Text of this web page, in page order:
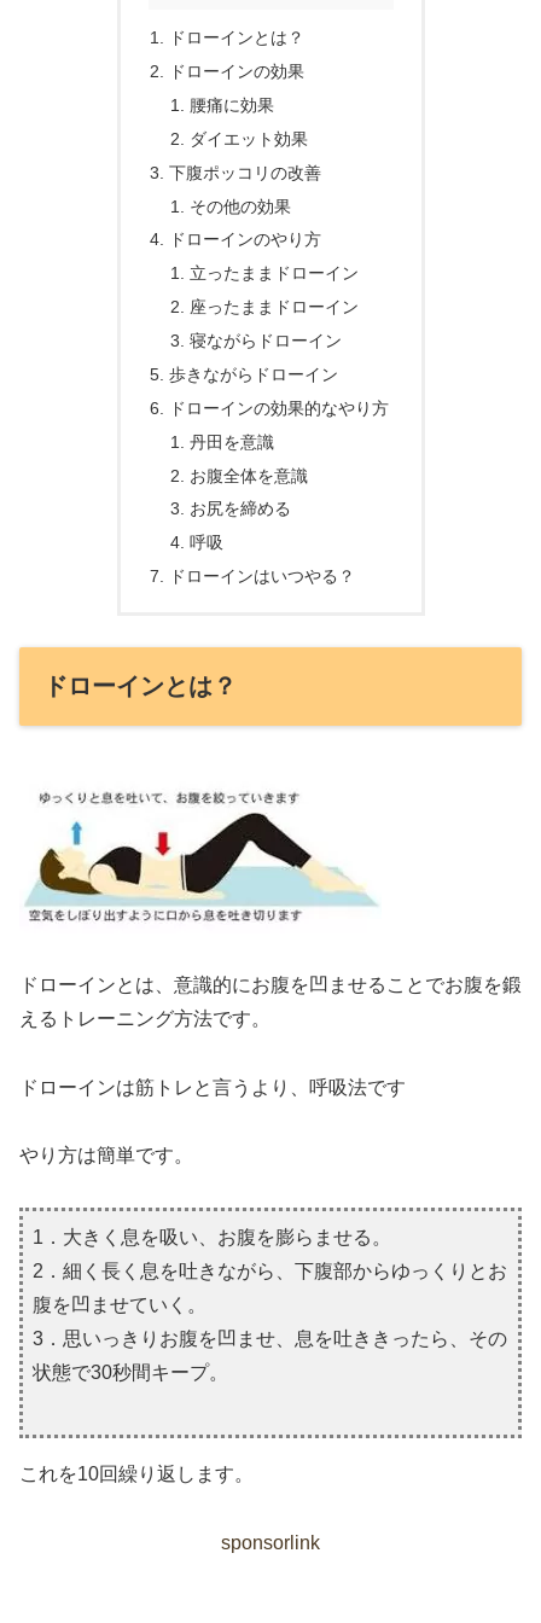
ドローインとは？
ドローインの効果
腰痛に効果
ダイエット効果
下腹ポッコリの改善
その他の効果
ドローインのやり方
立ったままドローイン
座ったままドローイン
寝ながらドローイン
歩きながらドローイン
ドローインの効果的なやり方
丹田を意識
お腹全体を意識
お尻を締める
呼吸
ドローインはいつやる？
ドローインとは？
ドローインとは、意識的にお腹を凹ませることでお腹を鍛
えるトレーニング方法です。
ドローインは筋トレと言うより、呼吸法です
やり方は簡単です。
1．大きく息を吸い、お腹を膨らませる。
2．細く長く息を吐きながら、下腹部からゆっくりとお
腹を凹ませていく。
3．思いっきりお腹を凹ませ、息を吐ききったら、その
状態で30秒間キープ。
これを10回繰り返します。
sponsorlink